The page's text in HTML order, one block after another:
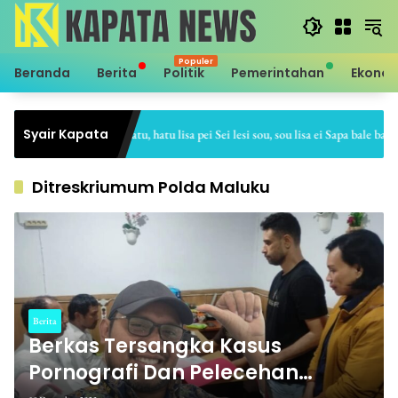
Langsung
konten
Beranda Berita Politik Pemerintahan
Syair Kapata
Sei hale hatu, hatu lisa pei Sei lesi sou, sou lisa ei Sapa bale batu,
Ditreskriumum Polda Maluku
Berita
Berkas Tersangka Kasus
Pornografi Dan Pelecehan